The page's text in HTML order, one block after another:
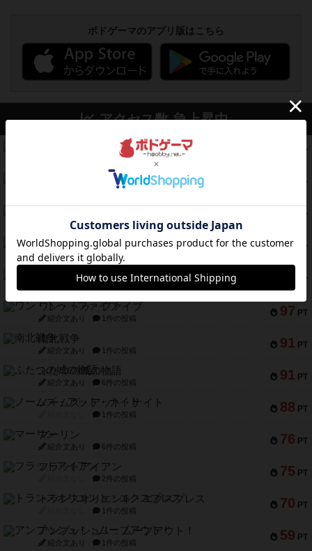
ボドゲーマのアプリ版はこちら
アクセス数 急上昇中
PT
無限まちがいさがし
2件の投稿
PT
リワイルド：サウスアメリカ
2件の投稿
PT
紹介文あり 1件の投稿
133 PT
宵と暁の呪文書
紹介文あり 8件の投稿
PT
セミファイナル ～お前はまだ生きている～
97 PT
ワン・トゥ・ファイブ
紹介文あり 1件の投稿
91 PT
南北戦争
紹介文あり 1件の投稿
91 PT
ふたつの城の物語
紹介文あり 6件の投稿
88 PT
ノームズ・アット・ナイト
1件の投稿
76 PT
マーリン
紹介文あり 6件の投稿
75 PT
フラットアイアン
2件の投稿
70 PT
トランスオリエント・エクスプレス
1件の投稿
59 PT
アンブッシュ！：ムーブアウト！
紹介文あり 1件の投稿